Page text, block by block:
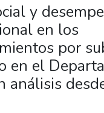
Statistics
y
en los
por
en el
análisis